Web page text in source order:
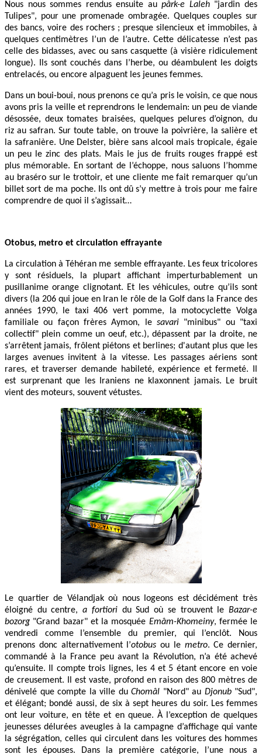
Nous nous sommes rendus ensuite aupârk-e Laleh"jardin des
Tulipes", pour une promenade ombragée. Quelques couples sur
des bancs, voire des rochers ; presque silencieux et immobiles, à
quelques centimètres l’un de l’autre. Cette délicatesse n’est pas
celle des bidasses, avec ou sans casquette (à visière ridiculement
longue). Ils sont couchés dans l’herbe, ou déambulent les doigts
entrelacés, ou encore alpaguent les jeunes femmes.
Dans un boui-boui, nous prenons ce qu’a pris le voisin, ce que nous
avons pris la veille et reprendrons le lendemain: un peu de viande
désossée, deux tomates braisées, quelques pelures d’oignon, du
riz au safran. Sur toute table, on trouve la poivrière, la salière et
la safranière. Une Delster, bière sans alcool mais tropicale, égaie
un peu le zinc des plats. Mais le jus de fruits rouges frappé est
plus mémorable. En sortant de l’échoppe, nous saluons l’homme
au braséro sur le trottoir, et une cliente me fait remarquer qu’un
billet sort de ma poche. Ils ont dû s’y mettre à trois pour me faire
comprendre de quoi il s’agissait…
Otobus, metro et circulation effrayante
La circulation à Téhéran me semble effrayante. Les feux tricolores
y sont résiduels, la plupart affichant imperturbablement un
pusillanime orange clignotant. Et les véhicules, outre qu’ils sont
divers (la 206 qui joue en Iran le rôle de la Golf dans la France des
années 1990, le taxi 406 vert pomme, la motocyclette Volga
familiale ou façon frères Aymon, le savari "minibus" ou "taxi
collectif" plein comme un oeuf, etc.), dépassent par la droite, ne
s’arrêtent jamais, frôlent piétons et berlines; d'autant plus que les
larges avenues invitent à la vitesse. Les passages aériens sont
rares, et traverser demande habileté, expérience et fermeté. Il
est surprenant que les Iraniens ne klaxonnent jamais. Le bruit
vient des moteurs, souvent vétustes.
Le quartier de Vélandjak où nous logeons est décidément très
éloigné du centre,a fortiori du Sud où se trouvent leBazar-e
bozorg "Grand bazar" et la mosquée Emâm-Khomeiny, fermée le
vendredi comme l’ensemble du premier, qui l’enclôt. Nous
prenons donc alternativement l’otobus ou le metro. Ce dernier,
commandé à la France peu avant la Révolution, n’a été achevé
qu’ensuite. Il compte trois lignes, les 4 et 5 étant encore en voie
de creusement. Il est vaste, profond en raison des 800 mètres de
dénivelé que compte la ville du Chomâl "Nord" au Djonub "Sud",
et élégant; bondé aussi, de six à sept heures du soir. Les femmes
ont leur voiture, en tête et en queue. À l’exception de quelques
jeunesses délurées aveugles à la campagne d’affichage qui vante
la ségrégation, celles qui circulent dans les voitures des hommes
sont les épouses. Dans la première catégorie, l’une nous a